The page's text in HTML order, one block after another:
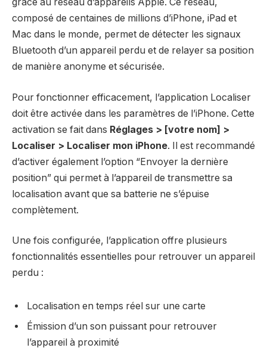
grâce au réseau d’appareils Apple. Ce réseau,
composé de centaines de millions d’iPhone, iPad et
Mac dans le monde, permet de détecter les signaux
Bluetooth d’un appareil perdu et de relayer sa position
de manière anonyme et sécurisée.
Pour fonctionner efficacement, l’application Localiser
doit être activée dans les paramètres de l’iPhone. Cette
activation se fait dans Réglages > [votre nom] >
Localiser > Localiser mon iPhone. Il est recommandé
d’activer également l’option “Envoyer la dernière
position” qui permet à l’appareil de transmettre sa
localisation avant que sa batterie ne s’épuise
complètement.
Une fois configurée, l’application offre plusieurs
fonctionnalités essentielles pour retrouver un appareil
perdu :
Localisation en temps réel sur une carte
Émission d’un son puissant pour retrouver
l’appareil à proximité